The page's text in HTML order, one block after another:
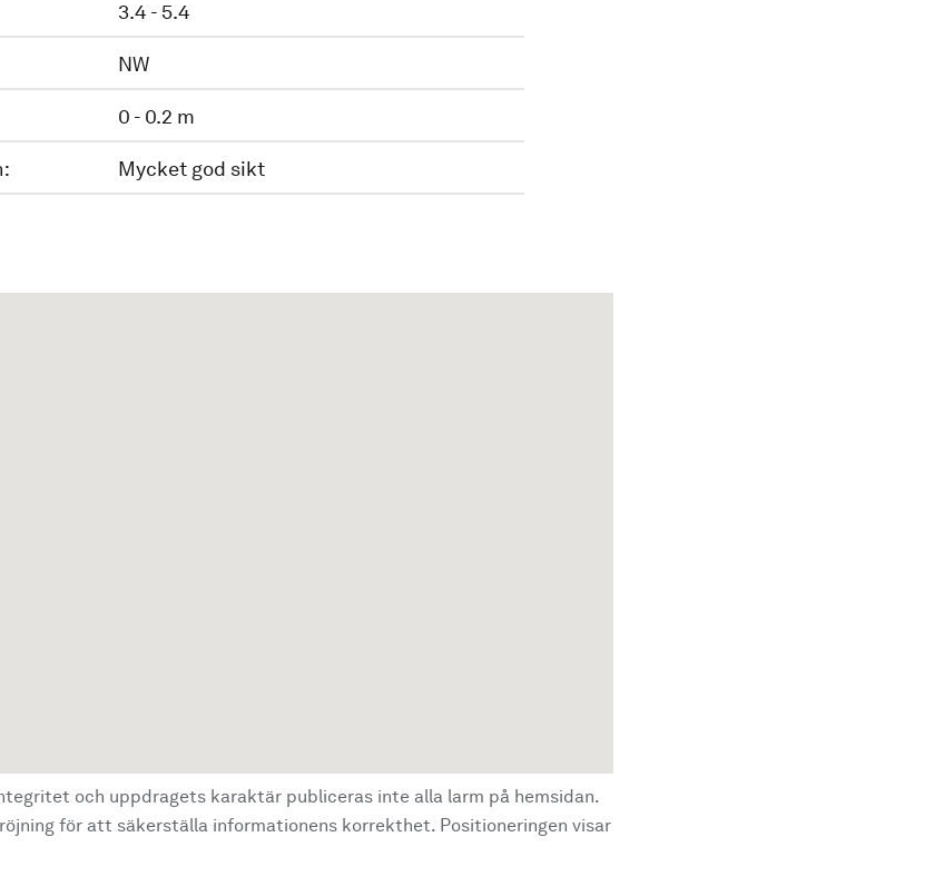
3.4 - 5.4
NW
0 - 0.2 m
Mycket god sikt
och uppdragets karaktär publiceras inte alla larm på hemsidan.
för att säkerställa informationens korrekthet. Positioneringen visar